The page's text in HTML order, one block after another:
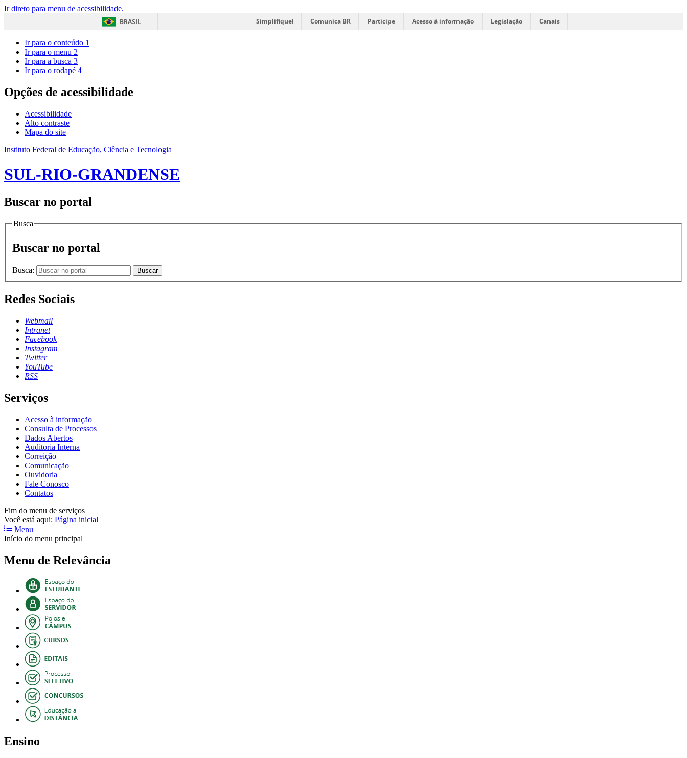
Ir direto para menu de acessibilidade.
BRASIL
Simplifique! Comunica BR Participe Acesso à informação Legislação Canais
Ir para o conteúdo 1
Ir para o menu 2
Ir para a busca 3
Ir para o rodapé 4
Opções de acessibilidade
Acessibilidade
Alto contraste
Mapa do site
Instituto Federal de Educação, Ciência e Tecnologia
SUL-RIO-GRANDENSE
Buscar no portal
Busca
Buscar no portal
Busca: Buscar
Redes Sociais
Webmail
Intranet
Facebook
Instagram
Twitter
YouTube
RSS
Serviços
Acesso à informação
Consulta de Processos
Dados Abertos
Auditoria Interna
Correição
Comunicação
Ouvidoria
Fale Conosco
Contatos
Fim do menu de serviços
Você está aqui: Página inicial
Menu
Início do menu principal
Menu de Relevância
Ensino